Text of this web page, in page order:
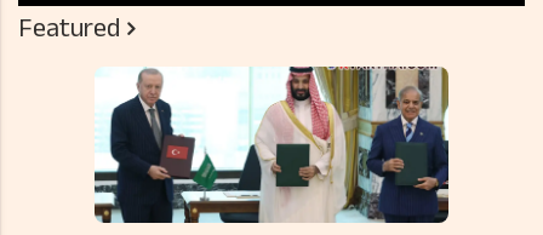
Featured